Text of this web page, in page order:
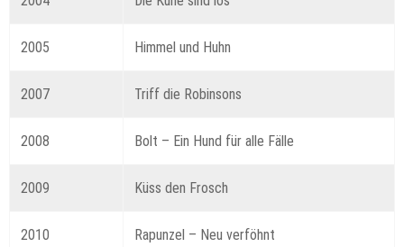
2005 Himmel und Huhn
2007 Triff die Robinsons
2008 Bolt – Ein Hund für alle Fälle
2009 Küss den Frosch
2010 Rapunzel – Neu verföhnt